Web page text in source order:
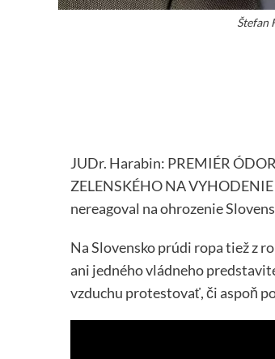
Štefan
JUDr. Harabin: PREMIÉR
ZELENSKÉHO NA
nereagoval na ohrozenie
Na Slovensko prúdi ropa tiež z
ani jedného vládneho
vzduchu protestovať, či aspoň